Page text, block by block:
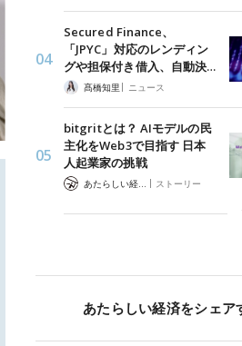
Secured Finance、
「JPYC」対応のレンディン
グや担保付き借入、自動決…
髙橋知里 | ニュース
bitgritとは？ AIモデルの民
主化をWeb3で目指す 日本
人起業家の挑戦
| ストーリー
あたらしい経済をシェア